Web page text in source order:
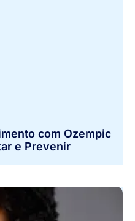
com Ozempic
e Prevenir